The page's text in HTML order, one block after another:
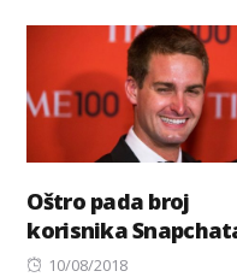
Oštro pada broj
korisnika
Posted
10/08/2018